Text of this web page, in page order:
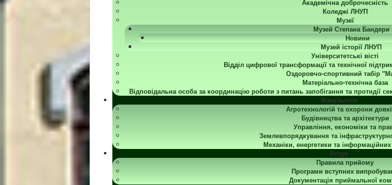
Академічна доброчесність
Коледжі ЛНУП
Музеї
Музей Степана Бандери
Новини
Музей історії ЛНУП
Університетські вісті
Відділ цифрової трансформації та технічної
Оздоровчо-спортивний табір
Матеріально-технічна база
Відповідальна особа за координацію роботи з питань запобігання та протидії
Факультети
Агротехнологій та охорони
Будівництва та архітектури
Управління, економіки та
Землевпорядкування та
Механіки, енергетики та інформаційних
Вступ
Правила прийому
Програми вступних
Документація приймальної